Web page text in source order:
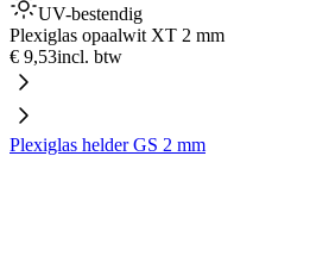
UV-bestendig
Plexiglas opaalwit XT 2 mm
€ 9,53incl. btw
Plexiglas helder GS 2 mm